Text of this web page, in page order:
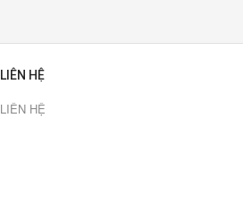
LIÊN HỆ
LIÊN HỆ